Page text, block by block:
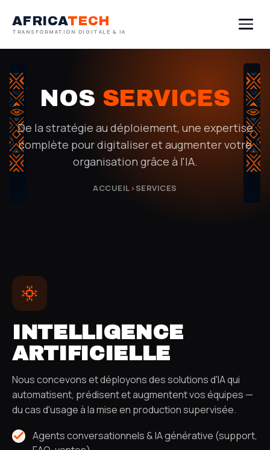
AFRICATECH
TRANSFORMATION DIGITALE & IA
À PROPOS
SERVICES
FORMATIONS
NOS SERVICES
De la stratégie au déploiement, une expertise
complète pour digitaliser et augmenter votre
organisation grâce à l'IA.
ACCUEIL›SERVICES
INTELLIGENCE
ARTIFICIELLE
Nous concevons et déployons des solutions d'IA qui
automatisent, prédisent et augmentent vos équipes —
du cas d'usage à la mise en production supervisée.
Agents conversationnels & IA générative (support,